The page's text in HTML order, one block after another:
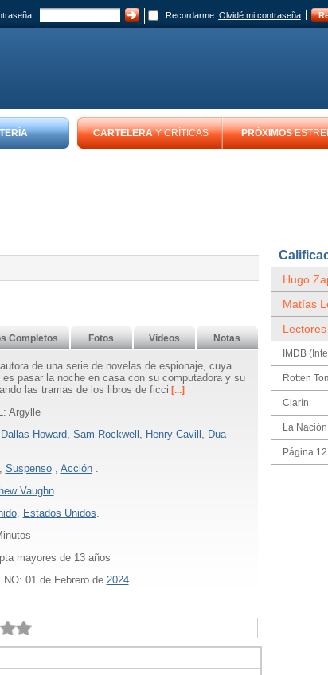
Recordarme Olvidé mi contraseña
CARTELERAY CRÍTICAS PRÓXIMOS
Completos Fotos Videos Notas
de una serie de novelas de espionaje, cuya
es pasar la noche en casa con su computadora y su
las tramas de los libros de ficci [...]
Argylle
Howard, Sam Rockwell , Henry Cavill , Dua
Suspenso, Acción.
Vaughn.
, Estados Unidos.
mayores de 13 años
01 de Febrero de 2024
Hugo
Matías
Lectores
IMDB
Rotten
Clarín
La Nación
Página 12